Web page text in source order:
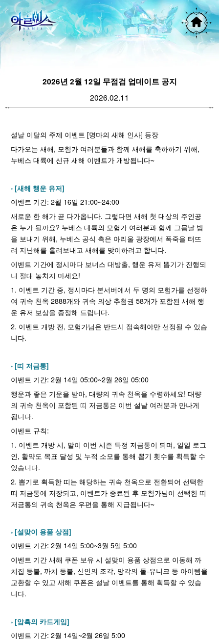
2026년 2월 12일 무점검 업데이트 공지
2026.02.11
설날 이달의 주제 이벤트 [명마의 새해 인사] 등장
다가오는 새해, 모험가 여러분들과 함께 새해를 축하하기 위해,
누베스 대륙에 신규 새해 이벤트가 개방됩니다~
[새해 행운 유저]
이벤트 기간: 2월 16일 21:00~24:00
새로운 한 해가 곧 다가옵니다. 그렇다면 새해 첫 대상의 주인공
은 누가 될까요? 누베스 대륙의 모험가 여러분과 함께 그믐날 밤
을 보내기 위해, 누베스 공식 측은 아리울 광장에서 폭죽을 터뜨
려 지난해를 흘려보내고 새해를 맞이하려고 합니다.
이벤트 기간에 정시마다 보너스 대방출, 행운 유저 뽑기가 진행되
니 절대 놓치지 마세요!
1. 이벤트 기간 중, 정시마다 본서버에서 두 명의 모험가를 선정하
여 귀속 천옥 2888개와 귀속 의상 추첨권 58개가 포함된 새해 행
운 유저 보상을 증정해 드립니다.
2. 이벤트 개방 전, 모험가님은 반드시 접속해야만 선정될 수 있습
니다.
[띠 저금통]
이벤트 기간: 2월 14일 05:00~2월 26일 05:00
행운과 좋은 기운을 받아, 대량의 귀속 천옥을 수령하세요! 대량
의 귀속 천옥이 포함된 띠 저금통은 이번 설날 여러분과 만나게
됩니다.
이벤트 규칙:
1. 이벤트 개방 시, 말이 이번 시즌 특정 저금통이 되며, 일일 로그
인, 활약도 목표 달성 및 누적 소모를 통해 뽑기 횟수를 획득할 수
있습니다.
2. 뽑기로 획득한 띠는 해당하는 귀속 천옥으로 전환되어 선택한
띠 저금통에 저장되고, 이벤트가 종료된 후 모험가님이 선택한 띠
저금통의 귀속 천옥은 우편을 통해 지급됩니다~
[설맞이 용품 상점]
이벤트 기간: 2월 14일 5:00~3월 5일 5:00
이벤트 기간 새해 쿠폰 보유 시 설맞이 용품 상점으로 이동해 까
치집 등불, 까치 등불, 신인의 조각, 망각의 돌-유니크 등 아이템을
교환할 수 있고 새해 쿠폰은 설날 이벤트를 통해 획득할 수 있습
니다.
[암흑의 카드게임]
이벤트 기간: 2월 14일~2월 26일 5:00